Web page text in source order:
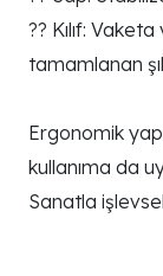
?? Kılıf:
tamamlanan
Ergonomik
kullanıma da
Sanatla